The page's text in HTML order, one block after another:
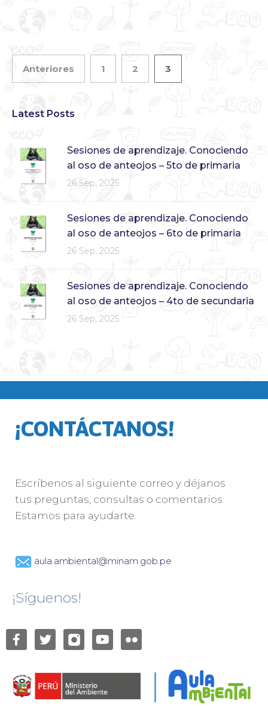
Anteriores 1 2 3
Latest Posts
Sesiones de aprendizaje. Conociendo
al oso de anteojos – 5to de primaria
26 Sep, 2025
Sesiones de aprendizaje. Conociendo
al oso de anteojos – 6to de primaria
26 Sep, 2025
Sesiones de aprendizaje. Conociendo
al oso de anteojos – 4to de secundaria
26 Sep, 2025
¡CONTÁCTANOS!
Escríbenos al siguiente correo y déjanos
tus preguntas, consultas o comentarios.
Estamos para ayudarte.
aula.ambiental@minam.gob.pe
¡Síguenos!